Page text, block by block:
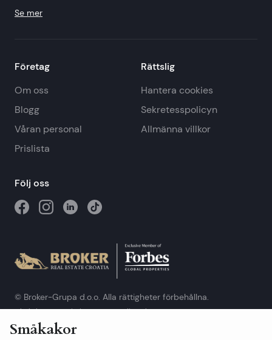
Se mer
Företag
Om oss
Blogg
Våran personal
Prislista
Rättslig
Hantera cookies
Sekretesspolicyn
Allmänna villkor
Följ oss
© Broker-Grupa d.o.o. Alla rättigheter förbehållna.
Obala kneza Branimira 1, 21000 Split-Phone: +385 98 384 007
Broker-grupa d.o.o. är en exklusiv medlem av Forbes Global
Småkakor